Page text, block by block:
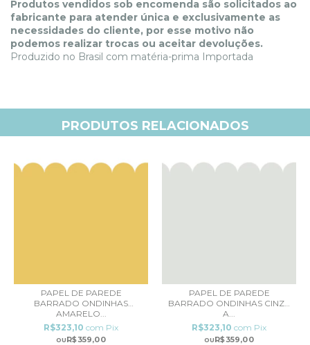
Produtos vendidos sob encomenda são solicitados ao
fabricante para atender única e exclusivamente as
necessidades do cliente, por esse motivo não
podemos realizar trocas ou aceitar devoluções.
Produzido no Brasil com matéria-prima Importada
PRODUTOS RELACIONADOS
PAPEL DE PAREDE
BARRADO ONDINHAS
AMARELO...
R$359,00
R$323,10 com Pix
PAPEL DE PAREDE
BARRADO ONDINHAS CINZA
A...
R$359,00
R$323,10 com Pix